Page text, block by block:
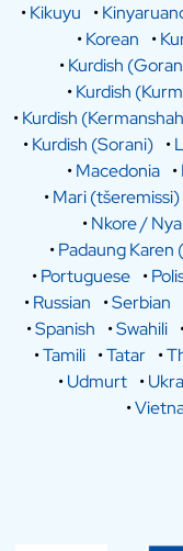
•Kikuyu •
•Korean •
•Kurdish
•Kurdish
•Kurdish
•Kurdish (Sorani) •
•Macedonia •
•Mari (tšeremissi)
•Nkore /
•Padaung Karen
•Portuguese •
•Russian •Serbian
•Spanish •Swahili
•Tamili •Tatar •
•Udmurt •
•